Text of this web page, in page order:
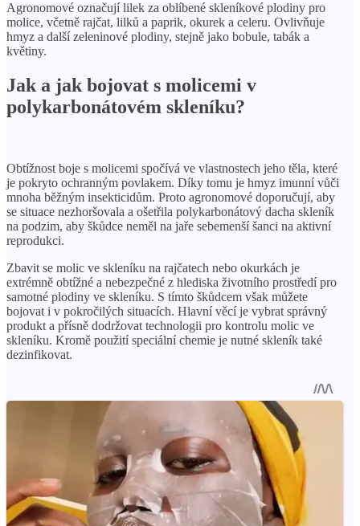
Agronomové označují lilek za oblíbené skleníkové plodiny pro
molice, včetně rajčat, lilků a paprik, okurek a celeru. Ovlivňuje
hmyz a další zeleninové plodiny, stejně jako bobule, tabák a
květiny.
Jak a jak bojovat s molicemi v
polykarbonátovém skleníku?
Obtížnost boje s molicemi spočívá ve vlastnostech jeho těla, které
je pokryto ochranným povlakem. Díky tomu je hmyz imunní vůči
mnoha běžným insekticidům. Proto agronomové doporučují, aby
se situace nezhoršovala a ošetřila polykarbonátový dacha skleník
na podzim, aby škůdce neměl na jaře sebemenší šanci na aktivní
reprodukci.
Zbavit se molic ve skleníku na rajčatech nebo okurkách je
extrémně obtížné a nebezpečné z hlediska životního prostředí pro
samotné plodiny ve skleníku. S tímto škůdcem však můžete
bojovat i v pokročilých situacích. Hlavní věcí je vybrat správný
produkt a přísně dodržovat technologii pro kontrolu molic ve
skleníku. Kromě použití speciální chemie je nutné skleník také
dezinfikovat.